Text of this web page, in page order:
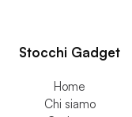
Stocchi Gadget